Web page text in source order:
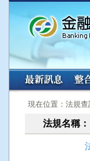
:::
現在位置：法規查
法規名稱：